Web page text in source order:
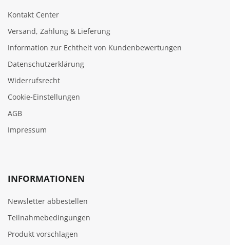
Kontakt Center
Versand, Zahlung & Lieferung
Information zur Echtheit von Kundenbewertungen
Datenschutzerklärung
Widerrufsrecht
Cookie‑Einstellungen
AGB
Impressum
INFORMATIONEN
Newsletter abbestellen
Teilnahmebedingungen
Produkt vorschlagen